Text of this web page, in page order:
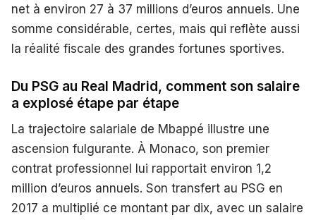
net à environ 27 à 37 millions d’euros annuels. Une
somme considérable, certes, mais qui reflète aussi
la réalité fiscale des grandes fortunes sportives.
Du PSG au Real Madrid, comment son salaire
a explosé étape par étape
La trajectoire salariale de Mbappé illustre une
ascension fulgurante. À Monaco, son premier
contrat professionnel lui rapportait environ 1,2
million d’euros annuels. Son transfert au PSG en
2017 a multiplié ce montant par dix, avec un salaire